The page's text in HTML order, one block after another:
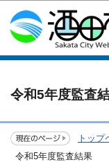
令和5年度監査
トップ
令和5年度監査結果